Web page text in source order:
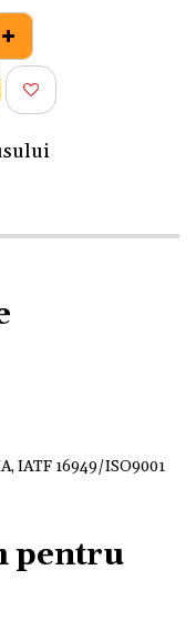
IATF 16949/ISO9001
pentru